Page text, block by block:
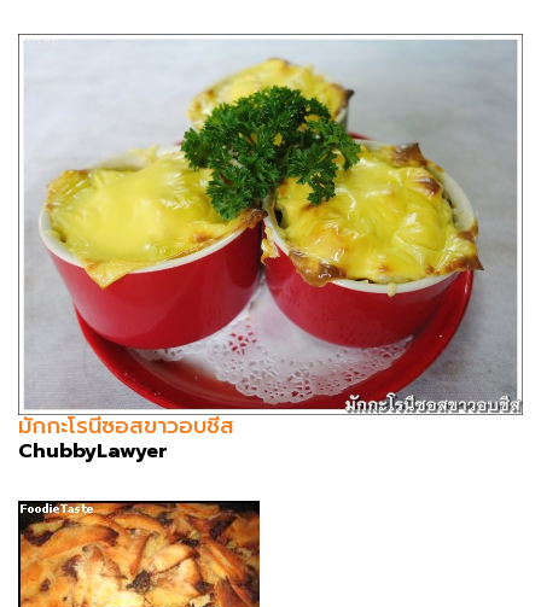
มักกะโรนีซอสขาวอบชีส
ChubbyLawyer